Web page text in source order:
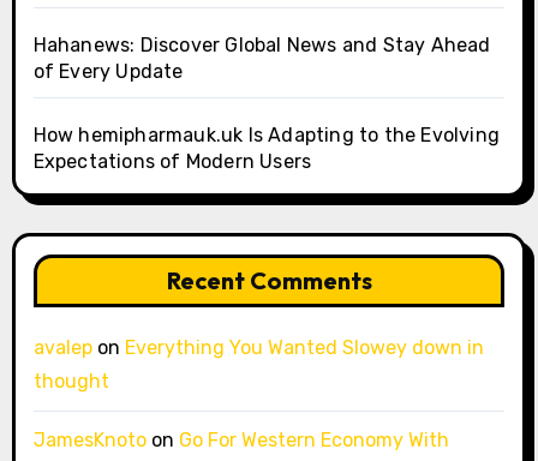
Hahanews: Discover Global News and Stay Ahead
of Every Update
How hemipharmauk.uk Is Adapting to the Evolving
Expectations of Modern Users
Recent Comments
avalepon Everything You Wanted Slowey down in
thought
JamesKnotoon Go For Western Economy With